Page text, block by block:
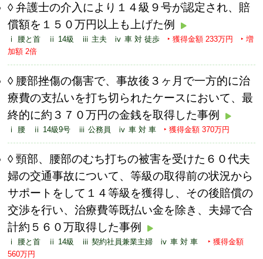
弁護士の介入により１４級９号が認定され、賠
償額を１５０万円以上も上げた例
ⅰ 腰と首 ⅱ 14級 ⅲ 主夫 ⅳ 車 対 徒歩‣ 獲得金額 233万円 ‣ 増
加額 2倍
腰部挫傷の傷害で、事故後３ヶ月で一方的に治
療費の支払いを打ち切られたケースにおいて、最
終的に約３７０万円の金銭を取得した事例
ⅰ 腰 ⅱ 14級9号 ⅲ 公務員 ⅳ 車 対 車‣ 獲得金額 370万円
頸部、腰部のむち打ちの被害を受けた６０代夫
婦の交通事故について、等級の取得前の状況から
サポートをして１４等級を獲得し、その後賠償の
交渉を行い、治療費等既払い金を除き、夫婦で合
計約５６０万取得した事例
ⅰ 腰と首 ⅱ 14級 ⅲ 契約社員兼業主婦 ⅳ 車 対 車‣ 獲得金額
560万円